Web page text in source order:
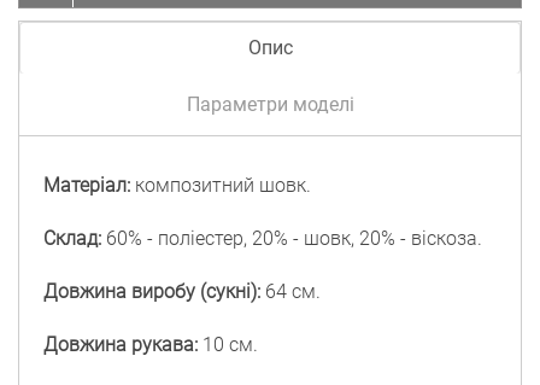
Опис
Параметри моделі
Матеріал: композитний шовк.
Склад: 60% - поліестер, 20% - шовк, 20% - віскоза.
Довжина виробу (сукні): 64 см.
Довжина рукава: 10 см.